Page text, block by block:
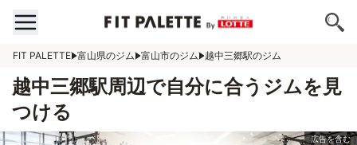
FIT PALETTE 富山県のジム 富山市のジム 越中三郷駅のジム
越中三郷駅周辺で自分に合うジムを見
つける